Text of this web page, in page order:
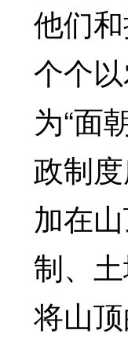
他们
个个
为“面
政制
加在
制、
将山